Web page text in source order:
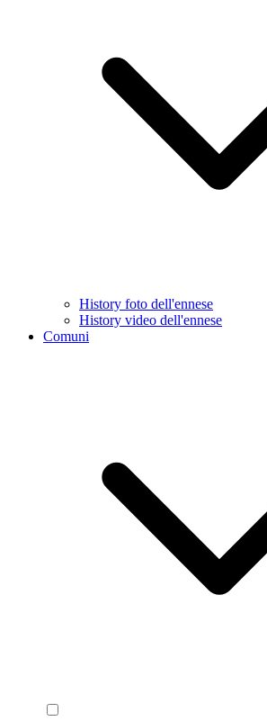
History foto dell'ennese
History video dell'ennese
Comuni